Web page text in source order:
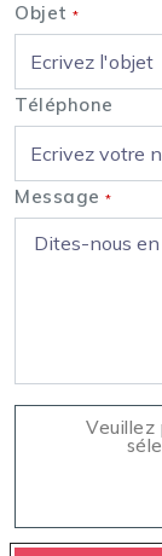
Objet *
Téléphone
Message *
Veuillez